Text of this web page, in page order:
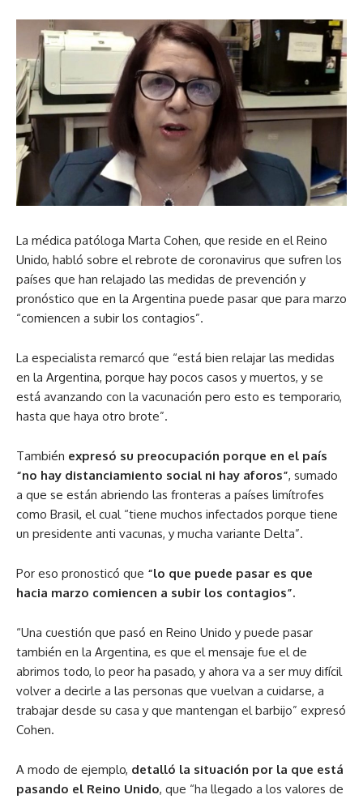
La médica patóloga Marta Cohen, que reside en el Reino
Unido, habló sobre el rebrote de coronavirus que sufren los
países que han relajado las medidas de prevención y
pronóstico que en la Argentina puede pasar que para marzo
“comiencen a subir los contagios”.
La especialista remarcó que “está bien relajar las medidas
en la Argentina, porque hay pocos casos y muertos, y se
está avanzando con la vacunación pero esto es temporario,
hasta que haya otro brote”.
También expresó su preocupación porque en el país
“no hay distanciamiento social ni hay aforos”, sumado
a que se están abriendo las fronteras a países limítrofes
como Brasil, el cual “tiene muchos infectados porque tiene
un presidente anti vacunas, y mucha variante Delta”.
Por eso pronosticó que “lo que puede pasar es que
hacia marzo comiencen a subir los contagios”.
“Una cuestión que pasó en Reino Unido y puede pasar
también en la Argentina, es que el mensaje fue el de
abrimos todo, lo peor ha pasado, y ahora va a ser muy difícil
volver a decirle a las personas que vuelvan a cuidarse, a
trabajar desde su casa y que mantengan el barbijo” expresó
Cohen.
A modo de ejemplo, detalló la situación por la que está
pasando el Reino Unido, que “ha llegado a los valores de